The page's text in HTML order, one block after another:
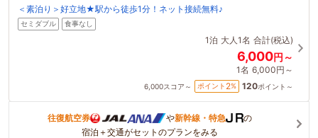
＜素泊り＞好立地★駅から徒歩1分！ネット接続無料♪
セミダブル 食事なし
1泊 大人1名 合計(税込)
6,000円～
1名 6,000円～
6,000スコア～ ポイント 2% 120ポイント～
往復航空券 や新幹線・特急
の
宿泊＋交通がセットのプランをみる